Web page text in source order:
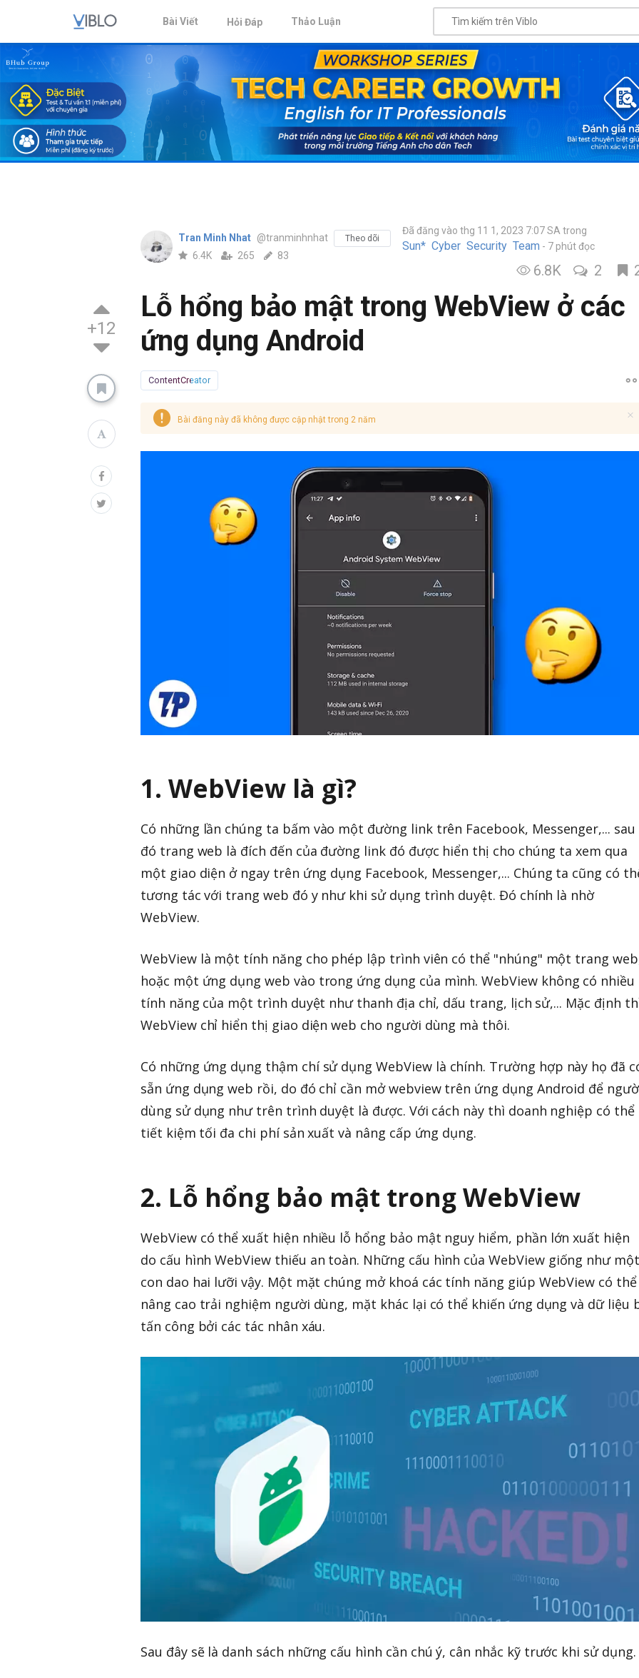
Bài Viết Hỏi Đáp Thảo Luận
+12
Tran Minh Nhat @tranminhnhat Theo dõi
6.4K 265 83
Đã đăng vào thg 11 1, 2023 7:07 SA trong
Sun* Cyber Security Team 7 phút đọc
6.8K 2
Lỗ hổng bảo mật trong WebView ở các
ứng dụng Android
ContentCreator
Bài đăng này đã không được cập nhật trong 2 năm
1. WebView là gì?
Có những lần chúng ta bấm vào một đường link trên Facebook, Messenger,... sau
đó trang web là đích đến của đường link đó được hiển thị cho chúng ta xem qua
một giao diện ở ngay trên ứng dụng Facebook, Messenger,... Chúng ta cũng có
tương tác với trang web đó y như khi sử dụng trình duyệt. Đó chính là nhờ
WebView.
WebView là một tính năng cho phép lập trình viên có thể "nhúng" một trang
hoặc một ứng dụng web vào trong ứng dụng của mình. WebView không có nhiều
tính năng của một trình duyệt như thanh địa chỉ, dấu trang, lịch sử,... Mặc định
WebView chỉ hiển thị giao diện web cho người dùng mà thôi.
Có những ứng dụng thậm chí sử dụng WebView là chính. Trường hợp này họ đã
sẵn ứng dụng web rồi, do đó chỉ cần mở webview trên ứng dụng Android để
dùng sử dụng như trên trình duyệt là được. Với cách này thì doanh nghiệp có thể
tiết kiệm tối đa chi phí sản xuất và nâng cấp ứng dụng.
2. Lỗ hổng bảo mật trong WebView
WebView có thể xuất hiện nhiều lỗ hổng bảo mật nguy hiểm, phần lớn xuất hiện
do cấu hình WebView thiếu an toàn. Những cấu hình của WebView giống như một
con dao hai lưỡi vậy. Một mặt chúng mở khoá các tính năng giúp WebView có thể
nâng cao trải nghiệm người dùng, mặt khác lại có thể khiến ứng dụng và dữ liệu
tấn công bởi các tác nhân xáu.
Sau đây sẽ là danh sách những cấu hình cần chú ý, cân nhắc kỹ trước khi sử dụng.